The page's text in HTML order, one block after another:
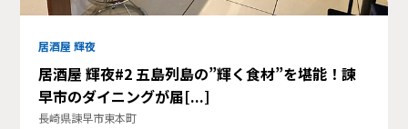
居酒屋 輝夜
居酒屋 輝夜#2 五島列島の”輝く食材”を堪能！諫
早市のダイニングが届[...]
長崎県諫早市東本町